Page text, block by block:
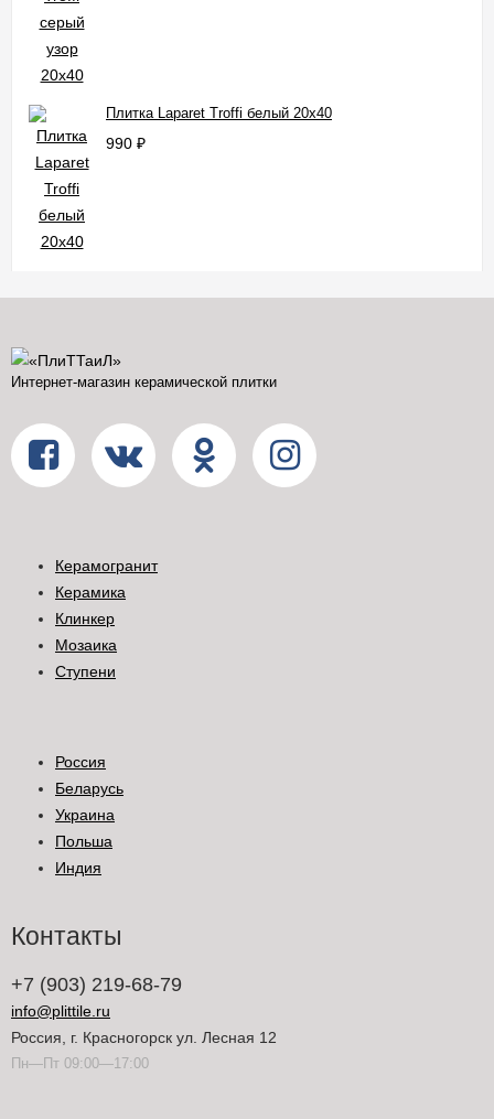
Плитка Laparet Troffi белый 20x40
990 ₽
Интернет-магазин керамической плитки
Керамогранит
Керамика
Клинкер
Мозаика
Ступени
Россия
Беларусь
Украина
Польша
Индия
Контакты
+7 (903) 219-68-79
info@plittile.ru
Россия, г. Красногорск ул. Лесная 12
Пн—Пт 09:00—17:00